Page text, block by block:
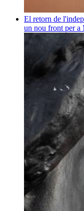
El retorn de
un nou front per a